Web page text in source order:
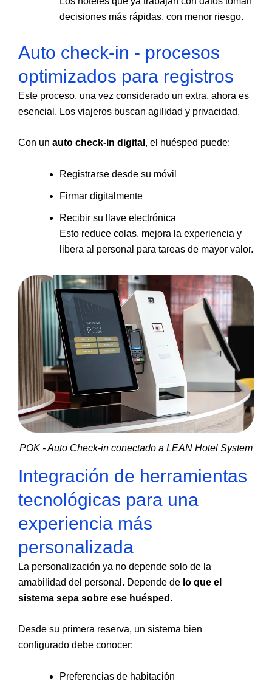
decisiones más rápidas, con menor riesgo.
Auto check-in - procesos
optimizados para registros
Este proceso, una vez considerado un extra, ahora es
esencial. Los viajeros buscan agilidad y privacidad.
Con un auto check-in digital , el huésped puede:
Registrarse desde su móvil
Firmar digitalmente
Recibir su llave electrónica
Esto reduce colas, mejora la experiencia y
libera al personal para tareas de mayor valor.
POK - Auto Check-in conectado a LEAN Hotel System
Integración de herramientas
tecnológicas para una
experiencia más
personalizada
La personalización ya no depende solo de la
amabilidad del personal. Depende de lo que el
sistema sepa sobre ese huésped .
Desde su primera reserva, un sistema bien
configurado debe conocer:
Preferencias de habitación